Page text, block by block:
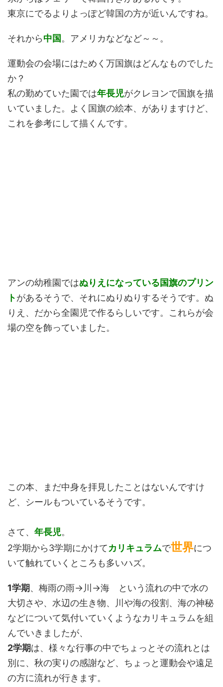
東京にでるよりよっぽど韓国の方が近いんですね。
それから中国 。アメリカなどなど～～。
運動会の会場にはためく万国旗はどんなものでした
か？
私の勤めていた園では年長児がクレヨンで国旗を描
いていました。よく国旗の絵本、がありますけど、
これを参考にして描くんです。
アンの幼稚園ではぬりえになっている国旗のプリン
トがあるそうで、それにぬりぬりするそうです。ぬ
りえ、だから全園児で作るらしいです。これらが会
場の空を飾っていました。
この本、まだ中身を拝見したことはないんですけ
ど、シールもついているそうです。
さて、 年長児。
2学期から3学期にかけてカリキュラムで世界につ
いて触れていくところも多いハズ。
1学期、梅雨の雨→川→海 という流れの中で水の
大切さや、水辺の生き物、川や海の役割、海の神秘
などについて気付いていくようなカリキュラムを組
んでいきましたが、
2学期は、様々な行事の中でちょっとその流れとは
別に、秋の実りの感謝など、ちょっと運動会や遠足
の方に流れが行きます。